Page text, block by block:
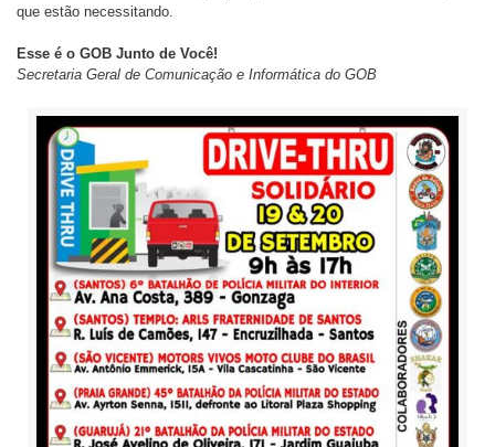
que estão necessitando.
Esse é o GOB Junto de Você!
Secretaria Geral de Comunicação e Informática do GOB